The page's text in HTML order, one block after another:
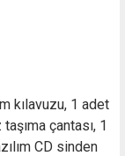
kılavuzu, 1 adet
çantası, 1
CD sinden